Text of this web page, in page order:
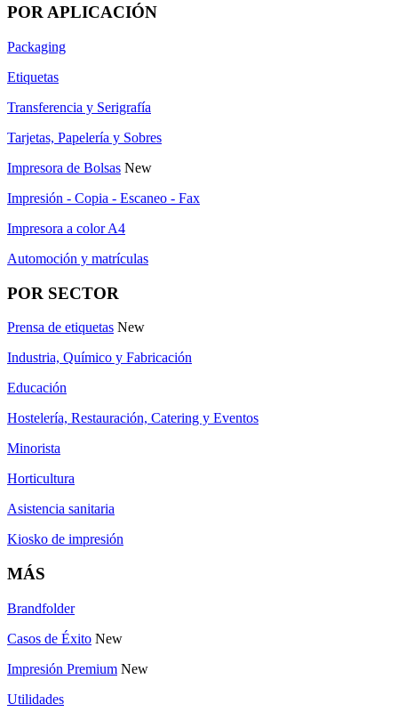
POR APLICACIÓN
Packaging
Etiquetas
Transferencia y Serigrafía
Tarjetas, Papelería y Sobres
Impresora de Bolsas New
Impresión - Copia - Escaneo - Fax
Impresora a color A4
Automoción y matrículas
POR SECTOR
Prensa de etiquetas New
Industria, Químico y Fabricación
Educación
Hostelería, Restauración, Catering y Eventos
Minorista
Horticultura
Asistencia sanitaria
Kiosko de impresión
MÁS
Brandfolder
Casos de Éxito New
Impresión Premium New
Utilidades